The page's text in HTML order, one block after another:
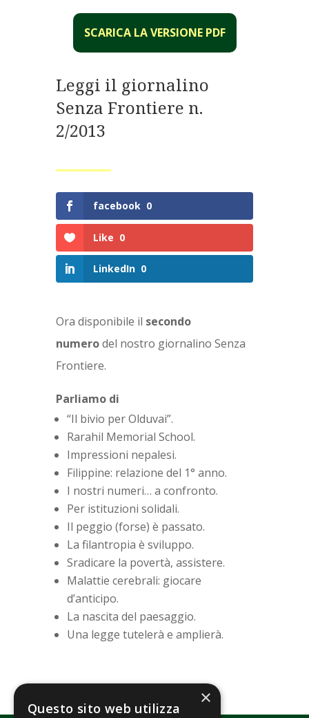
SCARICA LA VERSIONE PDF
Leggi il giornalino
Senza Frontiere n.
2/2013
facebook 0
Like 0
LinkedIn 0
Ora disponibile il secondo
numerodel nostro giornalino Senza
Frontiere.
Parliamo di
“Il bivio per Olduvai”.
Rarahil Memorial School.
Impressioni nepalesi.
Filippine: relazione del 1° anno.
I nostri numeri… a confronto.
Per istituzioni solidali.
Il peggio (forse) è passato.
La filantropia è sviluppo.
Sradicare la povertà, assistere.
Malattie cerebrali: giocare
d’anticipo.
La nascita del paesaggio.
Una legge tutelerà e amplierà.
×
Questo sito web utilizza